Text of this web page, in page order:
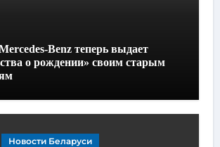
Benz теперь выдает
о рождении» своим старым
Новости Беларуси